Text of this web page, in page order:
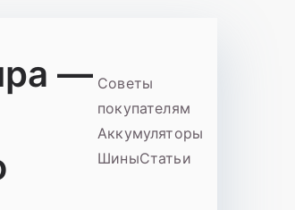
— Советы
покупателям
Аккумуляторы
ШиныСтатьи